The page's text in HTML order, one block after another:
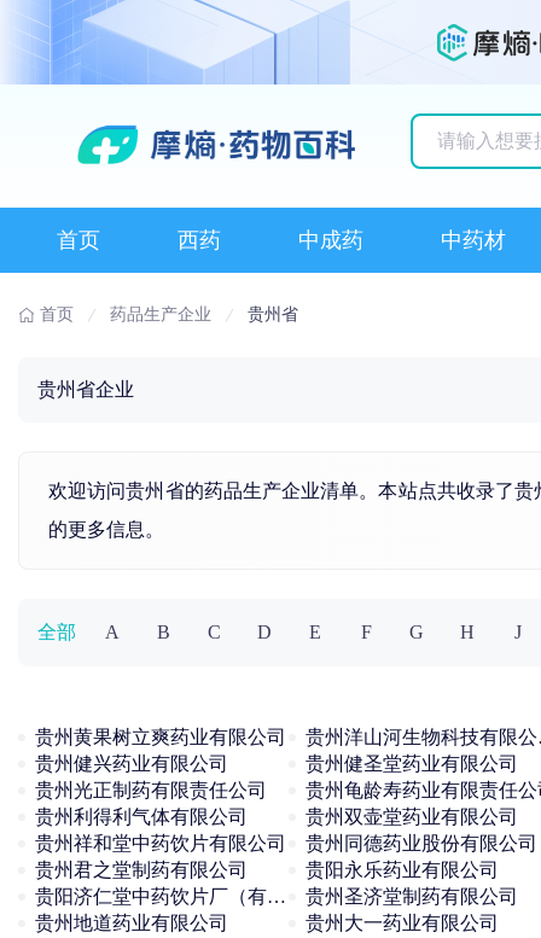
首页 西药 中成药 中药材
首页 药品生产企业 贵州省
贵州省企业
欢迎访问贵州省的药品生产企业清单。本站点共收录了
的更多信息。
全部 A B C D E F G H J
贵州黄果树立爽药业有限公司
贵
贵州健兴药业有限公司
贵州健圣堂药业有限公司
贵州光正制药有限责任公司
贵州龟龄寿药业有限责任公
贵州利得利气体有限公司
贵州双壶堂药业有限公司
贵州祥和堂中药饮片有限公司
贵州同德药业股份有限公司
贵州君之堂制药有限公司
贵阳永乐药业有限公司
贵阳济仁堂中药饮片厂（有限合伙）
贵州圣济堂制药有限公司
贵州地道药业有限公司
贵州大一药业有限公司